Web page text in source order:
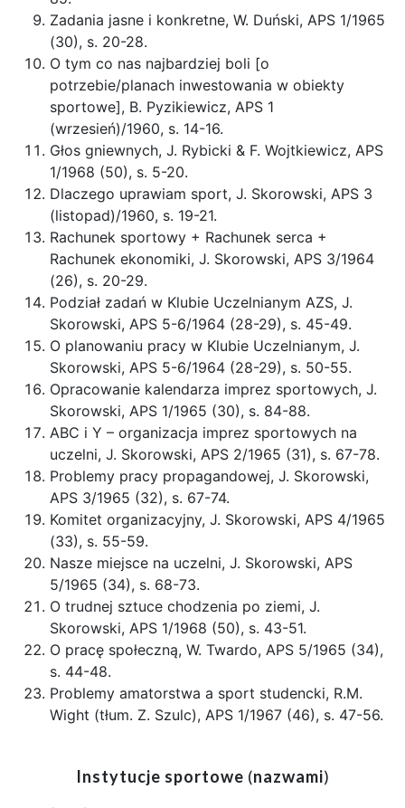
Zadania jasne i konkretne, W. Duński, APS 1/1965
(30), s. 20-28.
O tym co nas najbardziej boli [o
potrzebie/planach inwestowania w obiekty
sportowe], B. Pyzikiewicz, APS 1
(wrzesień)/1960, s. 14-16.
Głos gniewnych, J. Rybicki & F. Wojtkiewicz, APS
1/1968 (50), s. 5-20.
Dlaczego uprawiam sport, J. Skorowski, APS 3
(listopad)/1960, s. 19-21.
Rachunek sportowy + Rachunek serca +
Rachunek ekonomiki, J. Skorowski, APS 3/1964
(26), s. 20-29.
Podział zadań w Klubie Uczelnianym AZS, J.
Skorowski, APS 5-6/1964 (28-29), s. 45-49.
O planowaniu pracy w Klubie Uczelnianym, J.
Skorowski, APS 5-6/1964 (28-29), s. 50-55.
Opracowanie kalendarza imprez sportowych, J.
Skorowski, APS 1/1965 (30), s. 84-88.
ABC i Y – organizacja imprez sportowych na
uczelni, J. Skorowski, APS 2/1965 (31), s. 67-78.
Problemy pracy propagandowej, J. Skorowski,
APS 3/1965 (32), s. 67-74.
Komitet organizacyjny, J. Skorowski, APS 4/1965
(33), s. 55-59.
Nasze miejsce na uczelni, J. Skorowski, APS
5/1965 (34), s. 68-73.
O trudnej sztuce chodzenia po ziemi, J.
Skorowski, APS 1/1968 (50), s. 43-51.
O pracę społeczną, W. Twardo, APS 5/1965 (34),
s. 44-48.
Problemy amatorstwa a sport studencki, R.M.
Wight (tłum. Z. Szulc), APS 1/1967 (46), s. 47-56.
Instytucje sportowe (nazwami)